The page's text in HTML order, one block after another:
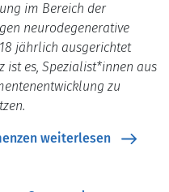
im Bereich der
neurodegenerative
jährlich ausgerichtet
ist es, Spezialist*innen aus
zu
weiterlesen